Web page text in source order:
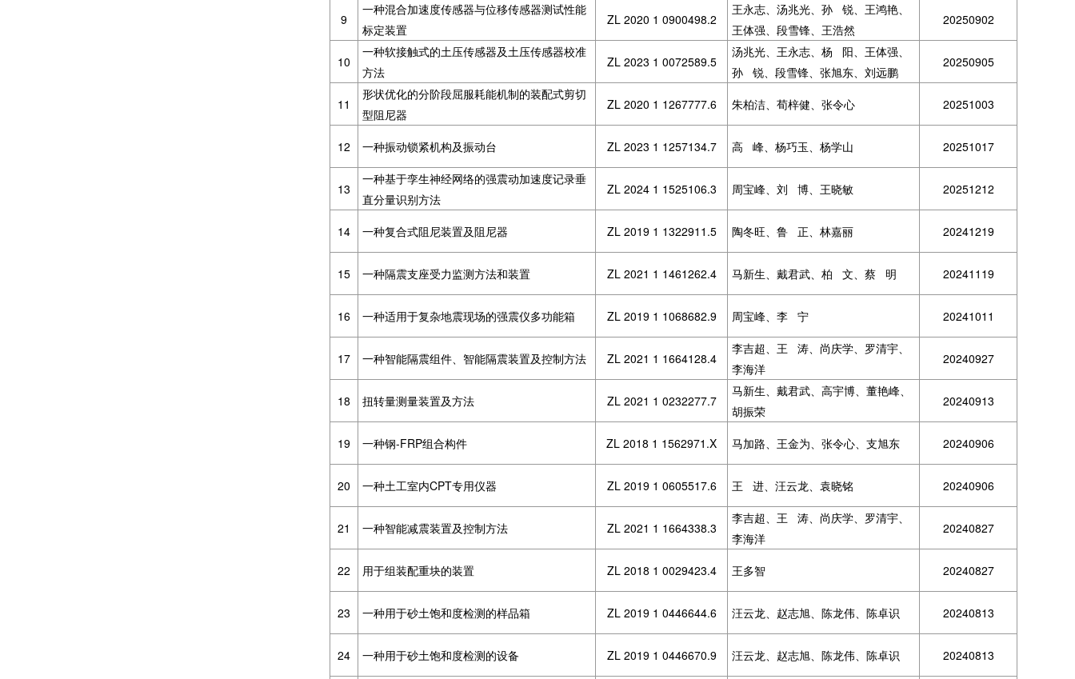
9
一种混合加速度传感器与位移传感器测试性能
标定装置
ZL 2020 1 0900498.2
王永志、汤兆光、孙 锐、王鸿艳、
王体强、段雪锋、王浩然
20250902
10
一种软接触式的土压传感器及土压传感器校准
方法
ZL 2023 1 0072589.5
汤兆光、王永志、杨 阳、王体强、
孙 锐、段雪锋、张旭东、刘远鹏
20250905
11
形状优化的分阶段屈服耗能机制的装配式剪切
型阻尼器
ZL 2020 1 1267777.6 朱柏洁、荀梓健、张令心 20251003
12 一种振动锁紧机构及振动台 ZL 2023 1 1257134.7 高 峰、杨巧玉、杨学山 20251017
13
一种基于孪生神经网络的强震动加速度记录垂
直分量识别方法
ZL 2024 1 1525106.3 周宝峰、刘 博、王晓敏 20251212
14 一种复合式阻尼装置及阻尼器 ZL 2019 1 1322911.5 陶冬旺、鲁 正、林嘉丽 20241219
15 一种隔震支座受力监测方法和装置 ZL 2021 1 1461262.4 马新生、戴君武、柏 文、蔡 明 20241119
16 一种适用于复杂地震现场的强震仪多功能箱 ZL 2019 1 1068682.9 周宝峰、李 宁 20241011
17 一种智能隔震组件、智能隔震装置及控制方法 ZL 2021 1 1664128.4
李吉超、王 涛、尚庆学、罗清宇、
李海洋
20240927
18 扭转量测量装置及方法 ZL 2021 1 0232277.7
马新生、戴君武、高宇博、董艳峰、
胡振荣
20240913
19 一种钢-FRP组合构件 ZL 2018 1 1562971.X 马加路、王金为、张令心、支旭东 20240906
20 一种土工室内CPT专用仪器 ZL 2019 1 0605517.6 王 进、汪云龙、袁晓铭 20240906
21 一种智能减震装置及控制方法 ZL 2021 1 1664338.3
李吉超、王 涛、尚庆学、罗清宇、
李海洋
20240827
22 用于组装配重块的装置 ZL 2018 1 0029423.4 王多智 20240827
23 一种用于砂土饱和度检测的样品箱 ZL 2019 1 0446644.6 汪云龙、赵志旭、陈龙伟、陈卓识 20240813
24 一种用于砂土饱和度检测的设备 ZL 2019 1 0446670.9 汪云龙、赵志旭、陈龙伟、陈卓识 20240813